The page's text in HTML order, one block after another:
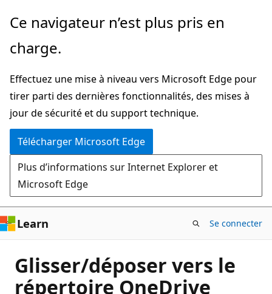
Passer
directement
au
principal
Ce navigateur n’est plus pris en
charge.
Effectuez une mise à niveau vers Microsoft Edge pour
tirer parti des dernières fonctionnalités, des mises à
jour de sécurité et du support technique.
Télécharger Microsoft Edge
Plus d’informations sur Internet Explorer et
Microsoft Edge
Learn Se connecter
Glisser/déposer vers le
répertoire OneDrive